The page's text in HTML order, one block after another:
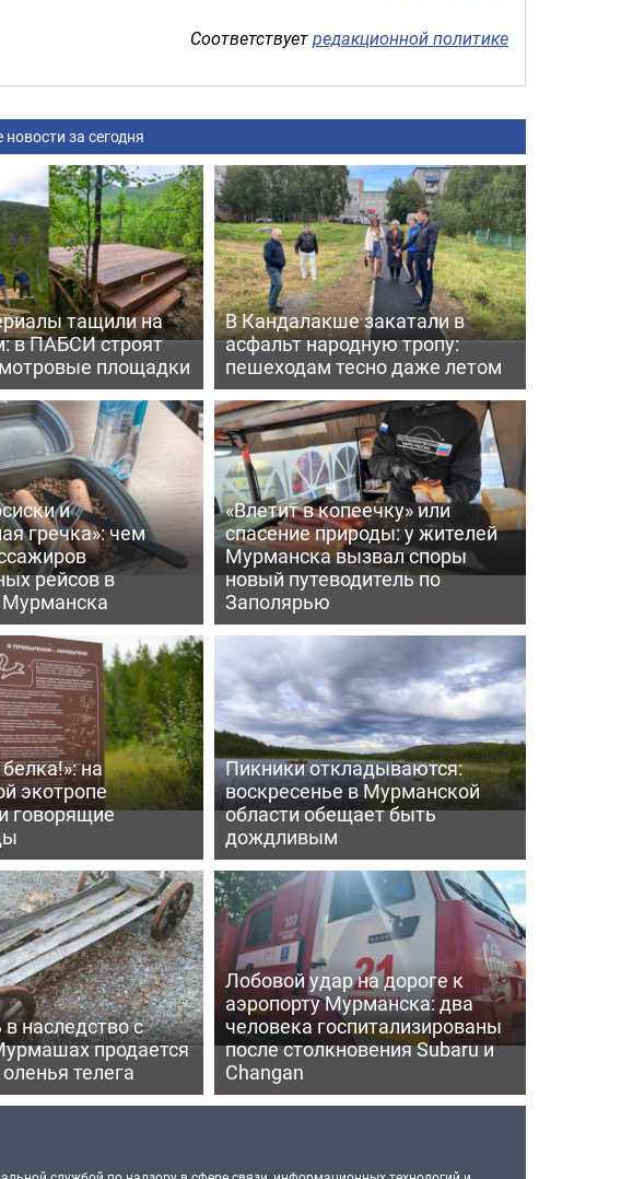
Соответствуетредакционной политике
новости за сегодня
тащили на
в ПАБСИ строят
площадки
В Кандалакше закатали в
асфальт народную тропу:
пешеходам тесно даже летом
и
гречка»: чем
рейсов в
Мурманска
«Влетит в копеечку» или
спасение природы: у жителей
Мурманска вызвал споры
новый путеводитель по
Заполярью
на
экотропе
говорящие
Пикники откладываются:
воскресенье в Мурманской
области обещает быть
дождливым
наследство с
продается
телега
Лобовой удар на дороге к
аэропорту Мурманска: два
человека госпитализированы
после столкновения Subaru и
Changan